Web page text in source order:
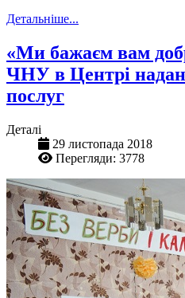
Детальніше...
«Ми бажаєм вам
ЧНУ в Центрі
послуг
Деталі
29 листопада 2018
Перегляди: 3778